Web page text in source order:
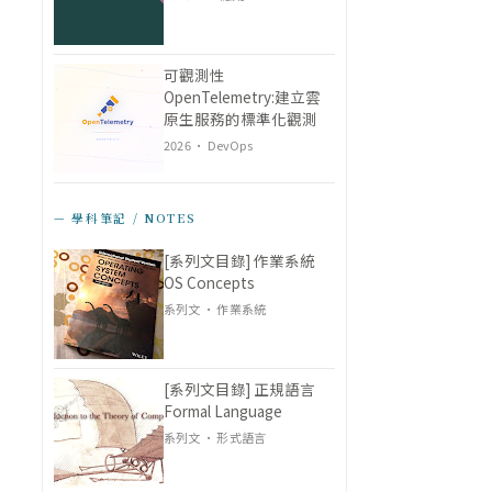
可觀測性
OpenTelemetry:建立雲
原生服務的標準化觀測
2026 · DevOps
— 學科筆記 / NOTES
[系列文目錄] 作業系統
OS Concepts
系列文 · 作業系統
[系列文目錄] 正規語言
Formal Language
系列文 · 形式語言